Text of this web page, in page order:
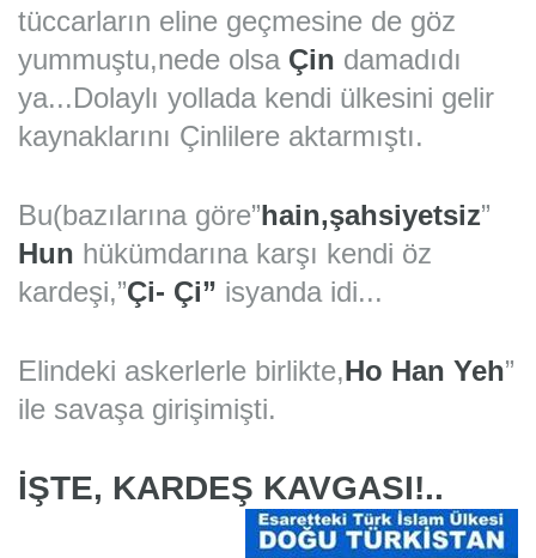
tüccarların eline geçmesine de göz
yummuştu,nede olsa Çin damadıdı
ya...Dolaylı yollada kendi ülkesini gelir
kaynaklarını Çinlilere aktarmıştı.
Bu(bazılarına göre”hain,şahsiyetsiz”
Hun hükümdarına karşı kendi öz
kardeşi,”Çi- Çi” isyanda idi...
Elindeki askerlerle birlikte,Ho Han Yeh”
ile savaşa girişimişti.
İŞTE, KARDEŞ KAVGASI!..